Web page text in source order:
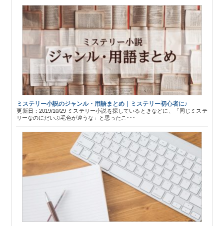
ミステリー小説のジャンル・用語まとめ｜ミステリー初心者に♪
更新日：2019/10/29 ミステリー小説を探しているときなどに、「同じミステ
リーなのにだいぶ毛色が違うな」と思ったこ･･･